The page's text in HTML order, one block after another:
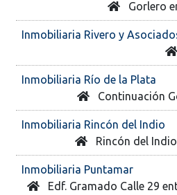
Gorlero
Inmobiliaria Rivero y
Inmobiliaria Río de la Plata
Continuación
Inmobiliaria Rincón del Indio
Rincón del
Inmobiliaria Puntamar
Edf. Gramado Calle 29